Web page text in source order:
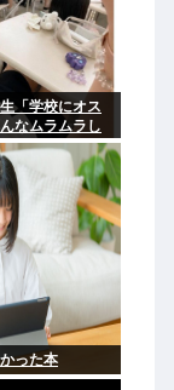
「学校にオス
なムラムラし
った本